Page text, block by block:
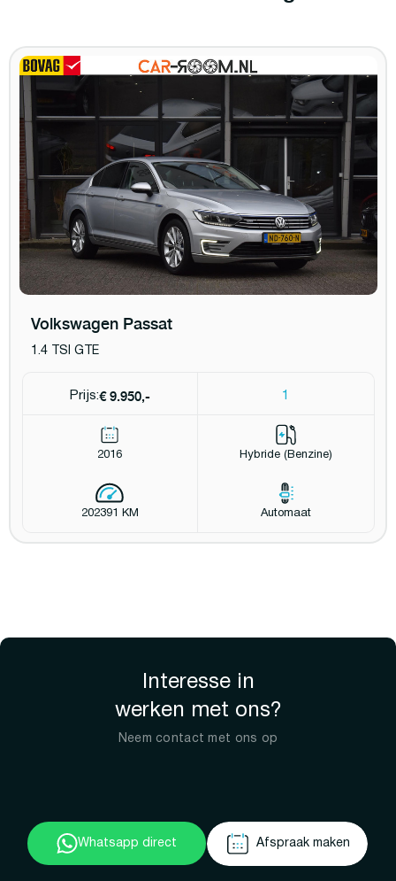
Volkswagen Passat
1.4 TSI GTE
Prijs:€ 9.950,- 1
2016 Hybride (Benzine)
202391 KM Automaat
Interesse in
werken met ons?
Neem contact met ons op
Whatsapp direct Afspraak maken